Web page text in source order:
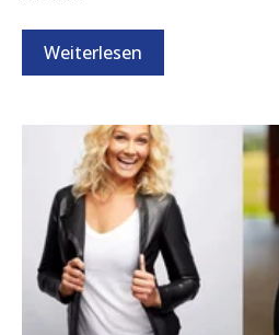
Weiterlesen